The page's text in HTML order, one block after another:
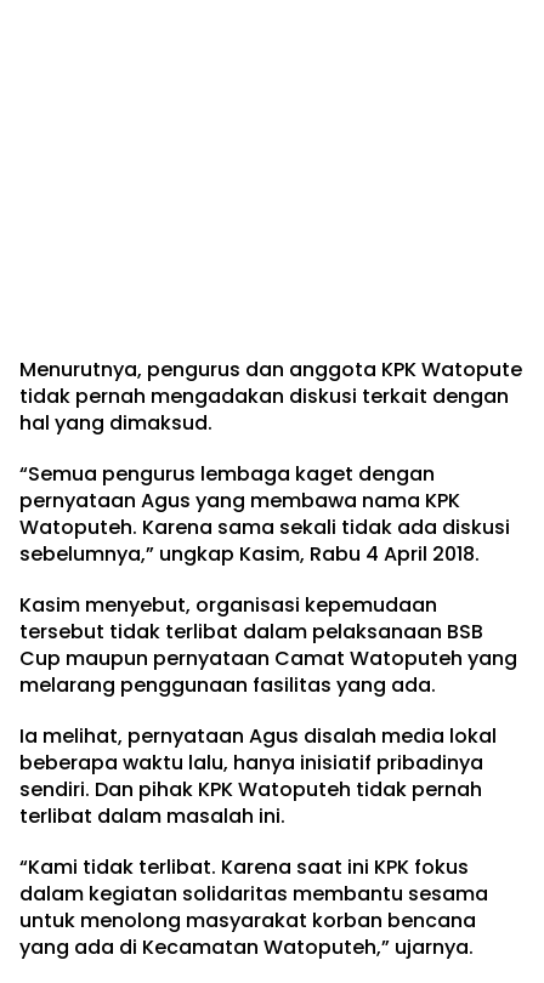
Menurutnya, pengurus dan anggota KPK Watopute
tidak pernah mengadakan diskusi terkait dengan
hal yang dimaksud.
“Semua pengurus lembaga kaget dengan
pernyataan Agus yang membawa nama KPK
Watoputeh. Karena sama sekali tidak ada diskusi
sebelumnya,” ungkap Kasim, Rabu 4 April 2018.
Kasim menyebut, organisasi kepemudaan
tersebut tidak terlibat dalam pelaksanaan BSB
Cup maupun pernyataan Camat Watoputeh yang
melarang penggunaan fasilitas yang ada.
Ia melihat, pernyataan Agus disalah media lokal
beberapa waktu lalu, hanya inisiatif pribadinya
sendiri. Dan pihak KPK Watoputeh tidak pernah
terlibat dalam masalah ini.
“Kami tidak terlibat. Karena saat ini KPK fokus
dalam kegiatan solidaritas membantu sesama
untuk menolong masyarakat korban bencana
yang ada di Kecamatan Watoputeh,” ujarnya.